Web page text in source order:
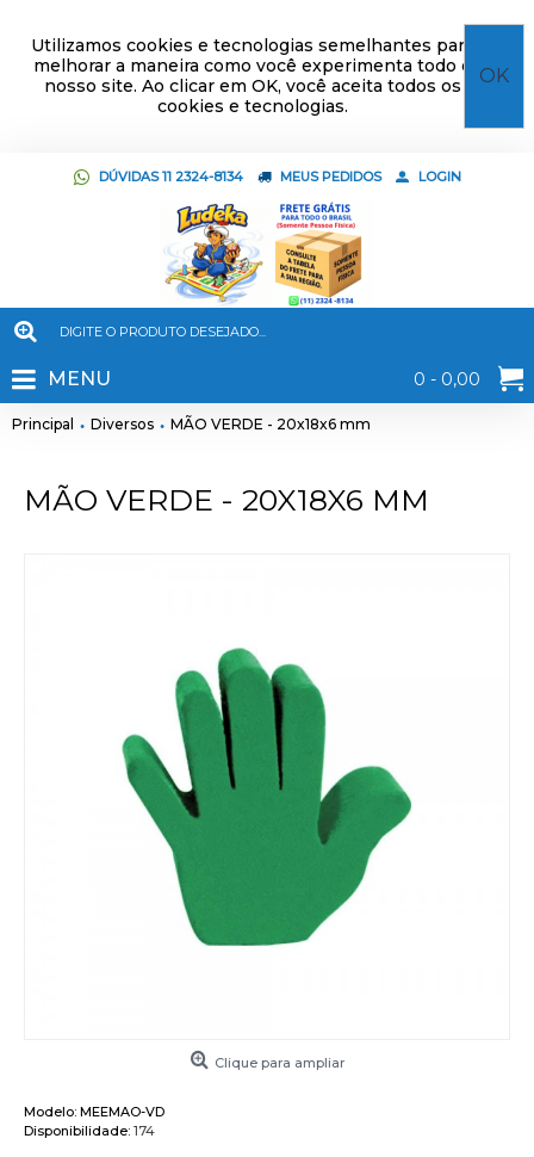
Utilizamos cookies e tecnologias semelhantes para
melhorar a maneira como você experimenta todo o
nosso site. Ao clicar em OK, você aceita todos os
cookies e tecnologias.
OK
DÚVIDAS 11 2324-8134 MEUS PEDIDOS LOGIN
0 - 0,00
MENU
Principal Diversos MÃO VERDE - 20x18x6 mm
MÃO VERDE - 20X18X6 MM
Clique para ampliar
Modelo: MEEMAO-VD
Disponibilidade: 174